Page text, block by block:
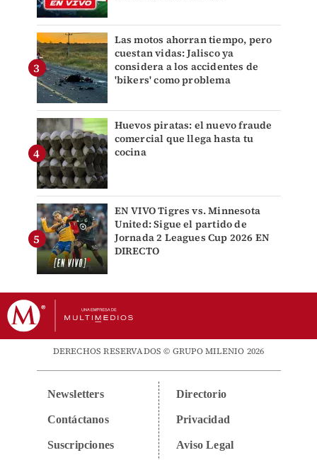
Las motos ahorran tiempo, pero
cuestan vidas: Jalisco ya
considera a los accidentes de
'bikers' como problema
Huevos piratas: el nuevo fraude
comercial que llega hasta tu
cocina
EN VIVO Tigres vs. Minnesota
United: Sigue el partido de
Jornada 2 Leagues Cup 2026 EN
DIRECTO
DERECHOS RESERVADOS © GRUPO MILENIO 2026
Newsletters
Contáctanos
Suscripciones
Directorio
Privacidad
Aviso Legal